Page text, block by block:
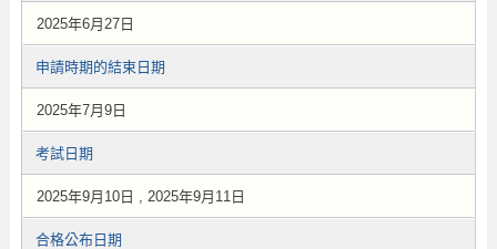
2025年6月27日
申請時期的結束日期
2025年7月9日
考試日期
2025年9月10日 , 2025年9月11日
合格公布日期